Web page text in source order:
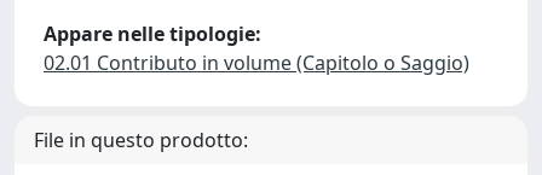
Appare nelle tipologie:
02.01 Contributo in volume (Capitolo o Saggio)
File in questo prodotto: